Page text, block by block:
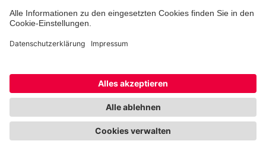
bei diesem Event dabei zu sein“, sagt Line Neumann
(18), Sanitätshelferin aus dem Regionalverband
Dabei gingen die Wettstreitenden sensibel auf den
Menschen in seiner Not, in diesem Fall geschminkte
Unfallmimen, ein. Insgesamt nahmen 460
Wettkämpferinnen und Wettkämpfer in sieben
Leistungskategorien teil. Dazu ein Rahmenprogramm